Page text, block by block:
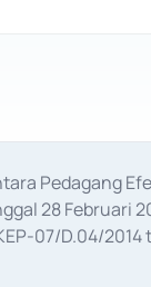
Pedagang
28
07/D.04/